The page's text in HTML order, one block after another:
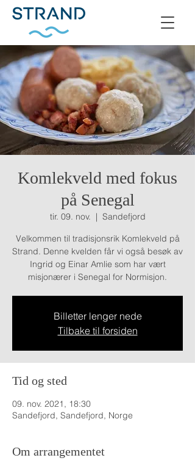
Komlekveld med fokus
på Senegal
tir. 09. nov.
  |
Sandefjord
Velkommen til tradisjonsrik Komlekveld på
Strand. Denne kvelden får vi også besøk av
Ingrid og Einar Amlie som har vært
misjonærer i Senegal for Normisjon.
Billetter lenger nede
Tilbake til forsiden
Tid og sted
09. nov. 2021, 18:30
Sandefjord, Sandefjord, Norge
Om arrangementet